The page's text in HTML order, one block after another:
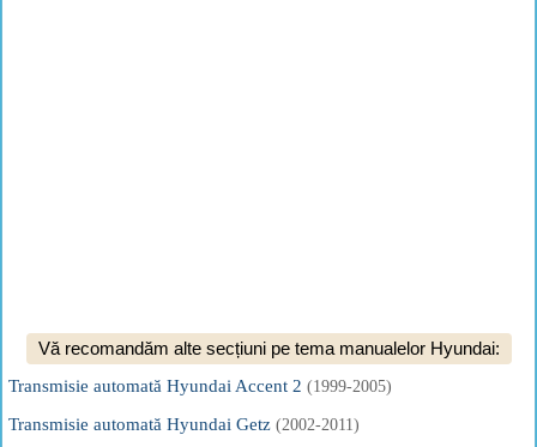
Vă recomandăm alte secțiuni pe tema manualelor Hyundai:
Transmisie automată Hyundai Accent 2 (1999-2005)
Transmisie automată Hyundai Getz (2002-2011)